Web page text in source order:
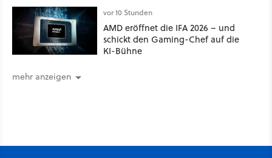
vor 10 Stunden
AMD eröffnet die IFA 2026 – und
schickt den Gaming-Chef auf die
KI-Bühne
mehr anzeigen